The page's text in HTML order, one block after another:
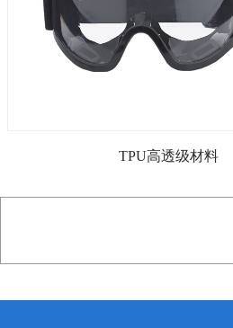
TPU高透级材料